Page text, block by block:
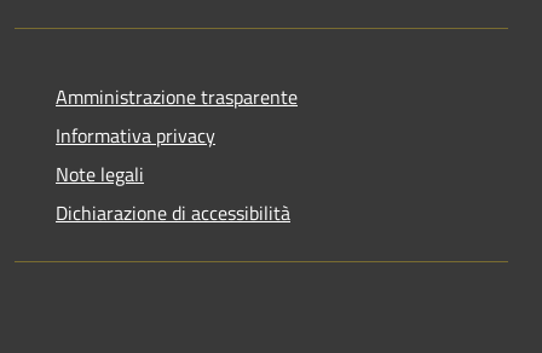
Amministrazione trasparente
Informativa privacy
Note legali
Dichiarazione di accessibilità